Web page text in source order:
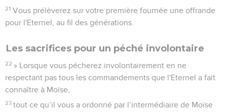
21 Vous prélèverez sur votre première fournée une offrande
pour l'Eternel, au fil des générations.
Les sacrifices pour un péché involontaire
22 » Lorsque vous pécherez involontairement en ne
respectant pas tous les commandements que l'Eternel a fait
connaître à Moïse,
23 tout ce qu’il vous a ordonné par l’intermédiaire de Moïse